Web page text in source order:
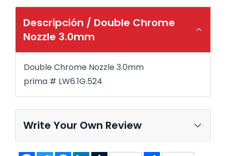
Descripción / Double Chrome
Nozzle 3.0mm
Double Chrome Nozzle 3.0mm
prima # LW6.1G.524
Write Your Own Review